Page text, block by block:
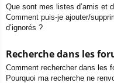
Que sont mes listes d’amis et
Comment puis-je ajouter/
d’ignorés ?
Recherche dans les
Comment rechercher dans les
Pourquoi ma recherche ne